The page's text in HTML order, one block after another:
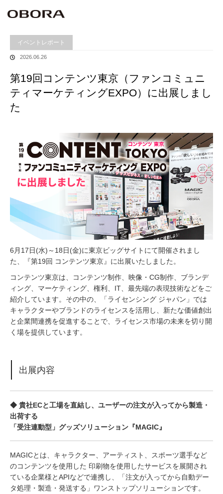
イベントレポート
イベントレポート
2026.06.26
第19回コンテンツ東京（ファンコミュニ
ティマーケティングEXPO）に出展しまし
た
6月17日(水)～18日(金)に東京ビッグサイトにて開催されまし
た、『第19回 コンテンツ東京』に出展いたしました。
コンテンツ東京は、コンテンツ制作、映像・CG制作、ブランデ
ィング、マーケティング、権利、IT、最先端の表現技術などをご
紹介しています。その中の、「ライセンシング ジャパン」では
キャラクターやブランドのライセンスを活用し、新たな価値創出
と企業間連携を促進することで、ライセンス市場の未来を切り開
く場を提供しています。
出展内容
◆ 貴社ECと工場を直結し、ユーザーの注文が入ってから製造・
出荷する
「受注連動型」グッズソリューション『MAGIC』
MAGICとは、キャラクター、アーティスト、スポーツ選手など
のコンテンツを使用した 印刷物を使用したサービスを展開され
ている企業様とAPIなどで連携し、「注文が入ってから自動デー
タ処理・製造・発送する」ワンストップソリューションです。